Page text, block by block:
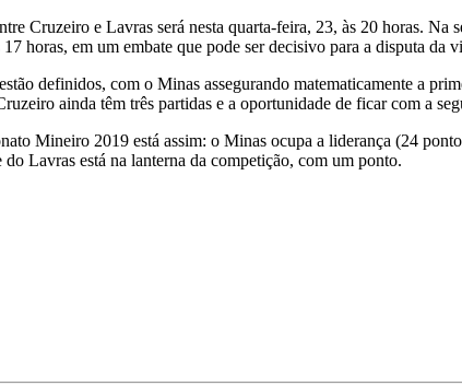
Cruzeiro e Lavras será nesta quarta-feira, 23, às 20 horas.
17 horas, em um embate que pode ser decisivo para a disputa da
definidos, com o Minas assegurando matematicamente a
ainda têm três partidas e a oportunidade de ficar com a
Mineiro 2019 está assim: o Minas ocupa a liderança (24
Lavras está na lanterna da competição, com um ponto.